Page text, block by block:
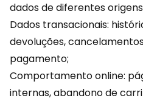
dados de diferentes
Dados transacionais:
devoluções,
pagamento;
Comportamento online:
internas, abandono de